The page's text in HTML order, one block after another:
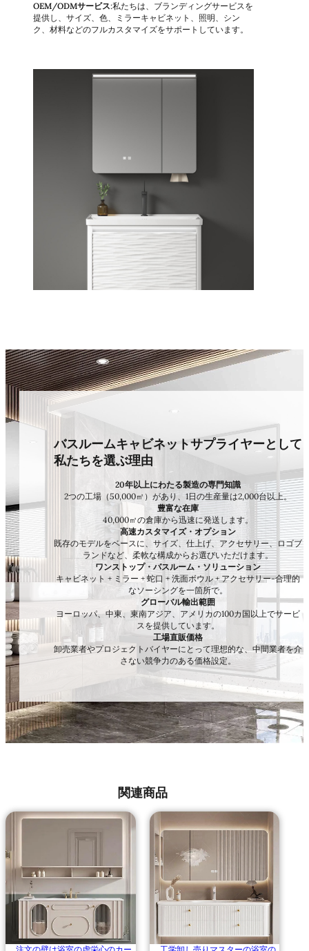
OEM/ODMサービス:私たちは、ブランディングサービスを
提供し、サイズ、色、ミラーキャビネット、照明、シン
ク、材料などのフルカスタマイズをサポートしています。
バスルームキャビネットサプライヤーとして
私たちを選ぶ理由
20年以上にわたる製造の専門知識
2つの工場（50,000㎡）があり、1日の生産量は2,000台以上。
豊富な在庫
40,000㎡の倉庫から迅速に発送します。
高速カスタマイズ・オプション
既存のモデルをベースに、サイズ、仕上げ、アクセサリー、ロゴブ
ランドなど、柔軟な構成からお選びいただけます。
ワンストップ・バスルーム・ソリューション
キャビネット + ミラー + 蛇口 + 洗面ボウル + アクセサリー-合理的
なソーシングを一箇所で。
グローバル輸出範囲
ヨーロッパ、中東、東南アジア、アメリカの100カ国以上でサービ
スを提供しています。
工場直販価格
卸売業者やプロジェクトバイヤーにとって理想的な、中間業者を介
さない競争力のある価格設定。
関連商品